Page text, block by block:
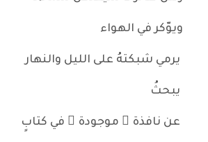
ويوّكر في الهواء
يرمي شبكتهُ على الليل والنهار
يبحثُ
عن نافذة ٍ موجودة ٍ في كتابٍ